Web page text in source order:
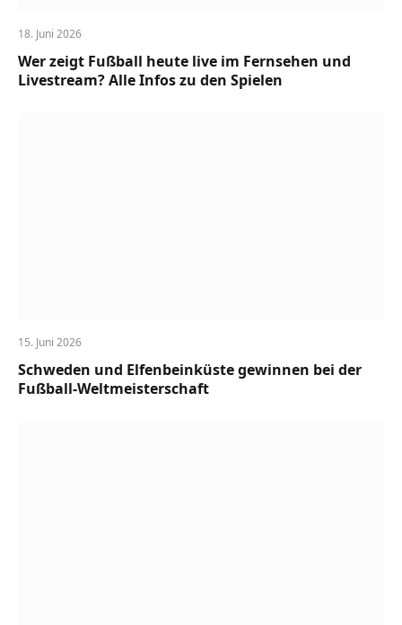
18. Juni 2026
Wer zeigt Fußball heute live im Fernsehen und
Livestream? Alle Infos zu den Spielen
15. Juni 2026
Schweden und Elfenbeinküste gewinnen bei der
Fußball-Weltmeisterschaft